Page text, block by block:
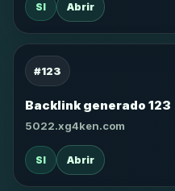
SI Abrir
#123
Backlink generado 123
5022.xg4ken.com
SI Abrir